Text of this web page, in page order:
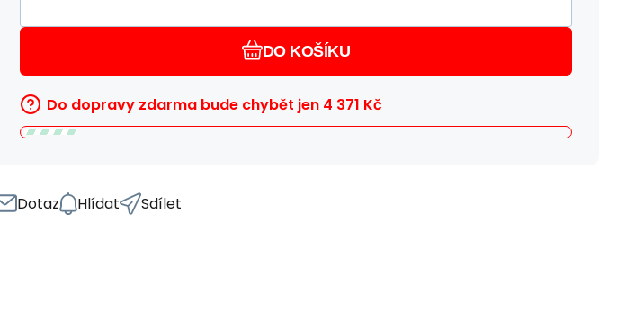
DO KOŠÍKU
Do dopravy zdarma bude chybět jen 4 371 Kč
Dotaz Hlídat Sdílet